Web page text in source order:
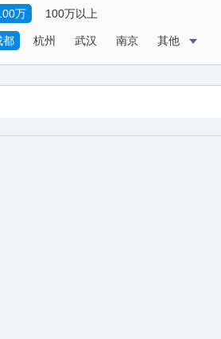
万 100万以上
都 杭州 武汉 南京 其他